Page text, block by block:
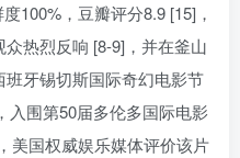
100%，豆瓣评分8.9 [15]，
热烈反响 [8-9]，并在釜山
牙锡切斯国际奇幻电影节
入围第50届多伦多国际电影
美国权威娱乐媒体评价该片